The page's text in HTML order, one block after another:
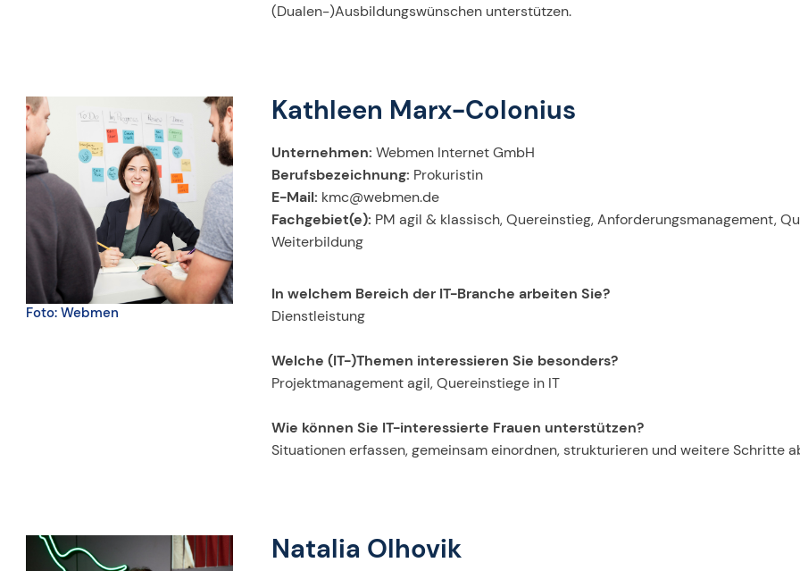
(Dualen-)Ausbildungswünschen unterstützen.
Foto: Webmen
Kathleen Marx-Colonius
Unternehmen: Webmen Internet GmbH
Berufsbezeichnung: Prokuristin
E-Mail: kmc@webmen.de
Fachgebiet(e): PM agil & klassisch, Quereinstieg, Anforderungsmanagement,
Weiterbildung
In welchem Bereich der IT-Branche arbeiten Sie?
Dienstleistung
Welche (IT-)Themen interessieren Sie besonders?
Projektmanagement agil, Quereinstiege in IT
Wie können Sie IT-interessierte Frauen unterstützen?
Situationen erfassen, gemeinsam einordnen, strukturieren und weitere Schritte
Natalia Olhovik